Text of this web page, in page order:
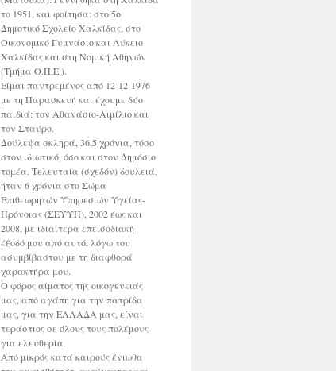
το 1951, και φοίτησα: στο 5ο
Δημοτικό Σχολείο Χαλκίδας, στο
Οικονομικό Γυμνάσιο και Λύκειο
Χαλκίδας και στη Νομική Αθηνών
(Τμήμα Ο.Π.Ε.).
Είμαι παντρεμένος από 12-12-1976
με τη Παρασκευή και έχουμε δύο
παιδιά: τον Αθανάσιο-Αιμίλιο και
τον Σταύρο.
Δούλεψα σκληρά, 36,5 χρόνια, τόσο
στον ιδιωτικό, όσο και στον Δημόσιο
τομέα. Τελευταία (σχεδόν) δουλειά,
ήταν 6 χρόνια στο Σώμα
Επιθεωρητών Υπηρεσιών Υγείας-
Πρόνοιας (ΣΕΥΥΠ), 2002 έως και
2008, με ιδιαίτερα επεισοδιακή
έξοδό μου από αυτό, λόγω του
ασυμβίβαστου με τη διαφθορά
χαρακτήρα μου.
Ο φόρος αίματος της οικογένειάς
μας, από αγάπη για την πατρίδα
μας, για την ΕΛΛΑΔΑ μας, είναι
τεράστιος σε όλους τους πολέμους
για ελευθερία.
Από μικρός κατά καιρούς ένιωθα